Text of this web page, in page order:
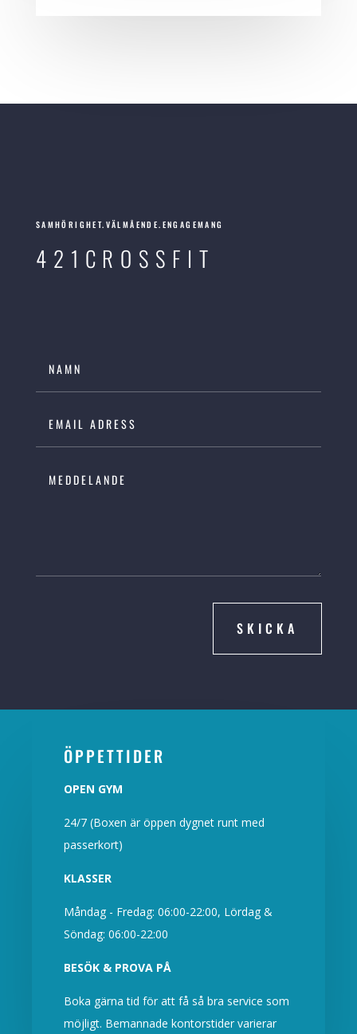
SAMHÖRIGHET.VÄLMÅENDE.ENGAGEMANG
421CROSSFIT
SKICKA
ÖPPETTIDER
OPEN GYM
24/7 (Boxen är öppen dygnet runt med
passerkort)
KLASSER
Måndag - Fredag: 06:00-22:00, Lördag &
Söndag: 06:00-22:00
BESÖK & PROVA PÅ
Boka gärna tid för att få så bra service som
möjligt. Bemannade kontorstider varierar